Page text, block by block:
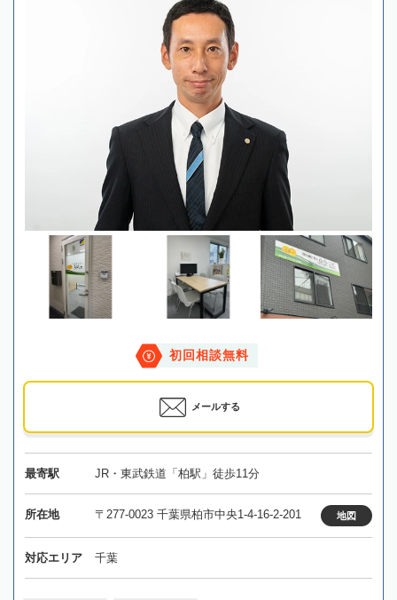
初回相談無料
メールする
最寄駅 JR・東武鉄道「柏駅」徒歩11分
所在地 〒277-0023 千葉県柏市中央1-4-16-2-201 地図
対応エリア 千葉